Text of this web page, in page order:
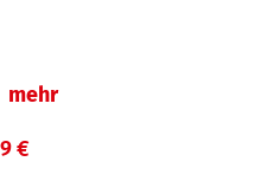
mehr
€